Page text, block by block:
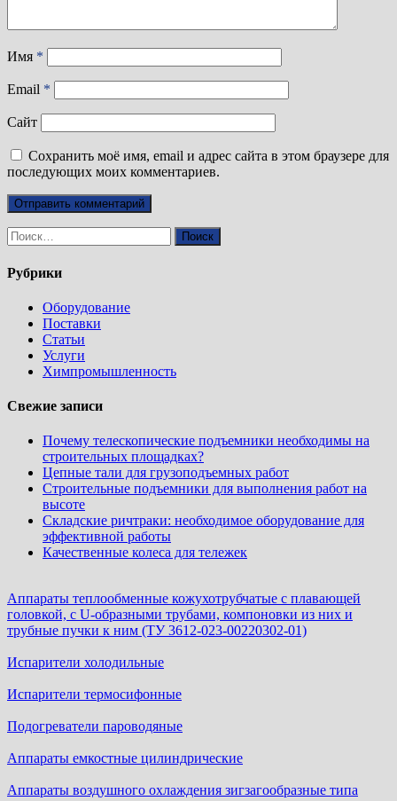
Имя *
Email *
Сайт
Сохранить моё имя, email и адрес сайта в этом браузере для
последующих моих комментариев.
Найти:
Рубрики
Оборудование
Поставки
Статьи
Услуги
Химпромышленность
Свежие записи
Почему телескопические подъемники необходимы на
строительных площадках?
Цепные тали для грузоподъемных работ
Строительные подъемники для выполнения работ на
высоте
Складские ричтраки: необходимое оборудование для
эффективной работы
Качественные колеса для тележек
Аппараты теплообменные кожухотрубчатые c плавающей
головкой, с U-образными трубами, компоновки из них и
трубные пучки к ним (ТУ 3612-023-00220302-01)
Испарители холодильные
Испарители термосифонные
Подогреватели пароводяные
Аппараты емкостные цилиндрические
Аппараты воздушного охлаждения зигзагообразные типа